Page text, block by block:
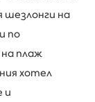
шезлонги на
по
на плаж
хотел
и